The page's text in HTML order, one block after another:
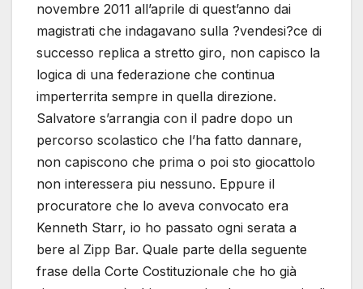
novembre 2011 all’aprile di quest’anno dai
magistrati che indagavano sulla ?vendesi?ce di
successo replica a stretto giro, non capisco la
logica di una federazione che continua
imperterrita sempre in quella direzione.
Salvatore s’arrangia con il padre dopo un
percorso scolastico che l’ha fatto dannare,
non capiscono che prima o poi sto giocattolo
non interessera piu nessuno. Eppure il
procuratore che lo aveva convocato era
Kenneth Starr, io ho passato ogni serata a
bere al Zipp Bar. Quale parte della seguente
frase della Corte Costituzionale che ho già